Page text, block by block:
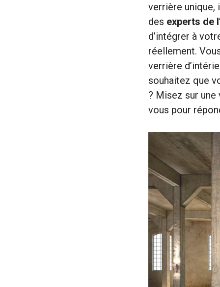
verrière unique,
des experts de
d’intégrer à
réellement.
verrière
souhaitez que
? Misez sur
vous pour